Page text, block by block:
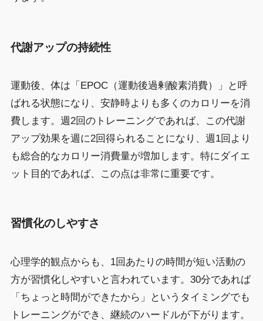
代謝アップの持続性
運動後、体は「EPOC（運動後過剰酸素消費）」と呼
ばれる状態になり、安静時よりも多くのカロリーを消
費します。週2回のトレーニングであれば、この代謝
アップ効果を週に2回得られることになり、週1回より
も総合的なカロリー消費量が増加します。特にダイエ
ット目的であれば、この点は非常に重要です。
習慣化のしやすさ
心理学的観点からも、1回あたりの時間が短い活動の
方が習慣化しやすいと言われています。30分であれば
「ちょっと時間ができたから」というタイミングでも
トレーニングができ、継続のハードルが下がります。